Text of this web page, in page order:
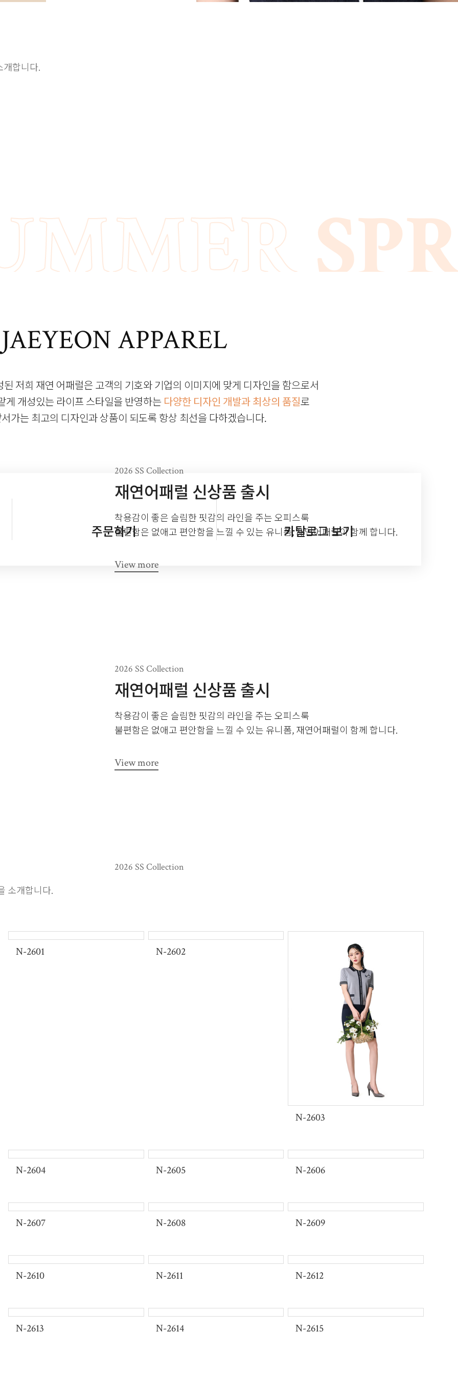
개합니다.
JAEYEON APPAREL
된 저희 재연 어패럴은 고객의 기호와 기업의 이미지에 맞게 디자인을 함으로서
게 개성있는 라이프 스타일을 반영하는 다양한 디자인 개발과 최상의 품질로
가는 최고의 디자인과 상품이 되도록 항상 최선을 다하겠습니다.
주문하기 카탈로그 보기
2026 SS Collection
재연어패럴 신상품 출시
착용감이 좋은 슬림한 핏감의 라인을 주는 오피스룩
불편함은 없애고 편안함을 느낄 수 있는 유니폼, 재연어패럴이 함께 합니다.
View more
2026 SS Collection
재연어패럴 신상품 출시
착용감이 좋은 슬림한 핏감의 라인을 주는 오피스룩
불편함은 없애고 편안함을 느낄 수 있는 유니폼, 재연어패럴이 함께 합니다.
View more
2026 SS Collection
불편함은 없애고 편안함을 느낄 수 있는 유니폼, 재연어패럴이 함께 합니다.
착용감이 좋은 슬림한 핏감의 라인을 주는 오피스룩
View more
2026 SS Collection
재연어패럴 신상품 출시
착용감이 좋은 슬림한 핏감의 라인을 주는 오피스룩
불편함은 없애고 편안함을 느낄 수 있는 유니폼, 재연어패럴이 함께 합니다.
소개합니다.
N-2601 N-2602
N-2603
N-2604 N-2605 N-2606
N-2607 N-2608 N-2609
N-2610 N-2611 N-2612
N-2613 N-2614 N-2615